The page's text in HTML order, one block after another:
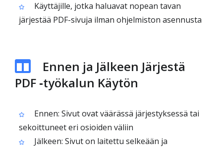
Käyttäjille, jotka haluavat nopean tavan
järjestää PDF-sivuja ilman ohjelmiston asennusta
Ennen ja Jälkeen Järjestä
PDF ‑työkalun Käytön
Ennen: Sivut ovat väärässä järjestyksessä tai
sekoittuneet eri osioiden väliin
Jälkeen: Sivut on laitettu selkeään ja